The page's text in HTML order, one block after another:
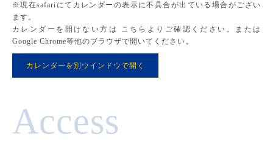
※現在safariにてカレンダーの表示に不具合が出ている場合がござい
ます。
カレンダーを開けない方は こちらよりご確認ください。または
Google Chrome等他のブラウザで開いてください。
カレンダーを別ウインドウで開く
Access